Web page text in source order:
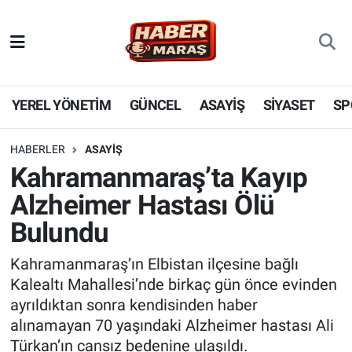
YEREL YÖNETİM GÜNCEL ASAYİŞ SİYASET
HABERLER ASAYİŞ
Kahramanmaraş’ta Kayıp
Alzheimer Hastası Ölü
Bulundu
Kahramanmaraş’ın Elbistan ilçesine bağlı
Kalealtı Mahallesi’nde birkaç gün önce evinden
ayrıldıktan sonra kendisinden haber
alınamayan 70 yaşındaki Alzheimer hastası Ali
Türkan’ın cansız bedenine ulaşıldı.
YEREL YÖNETİM
GÜNCEL
BİLİM VE TEKNOLOJİ
KADIN AİLE
SPOR
DÜNYA
EKONOMİ
SİYASET
Nöbetçi Eczaneler
Hava Durumu
Trafik Durumu
Süper Lig Puan Durumu ve Fikstür
Tüm Manşetler
Son Dakika Haberleri
Haber Arşivi